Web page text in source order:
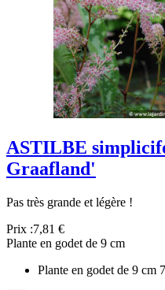
ASTILBE
Graafland'
Pas très grande et légère !
Prix :7,81 €
Plante en godet de 9 cm
Plante en godet de 9 cm